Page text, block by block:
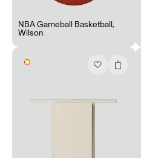
NBA Gameball Basketball,
Wilson